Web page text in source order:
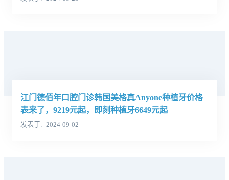
江门德佰年口腔门诊韩国美格真Anyone种植牙价格
表来了，9219元起，即刻种植牙6649元起
发表于 2024-09-02